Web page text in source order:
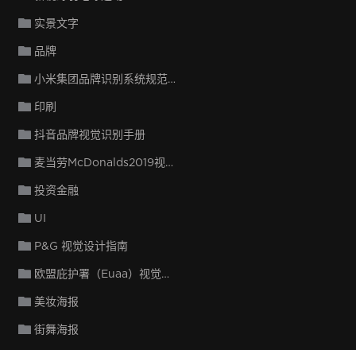
实景文字
品牌
小米集团品牌识别系统规范-基础版
印刷
抖音品牌视觉识别手册
麦当劳McDonalds2019视觉识别手册
投资金融
UI
P&G 视觉设计指南
欧盟庇护署（Euaa）视觉设计规范
美妆海报
街舞海报